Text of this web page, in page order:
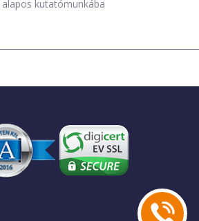
kutatómunkába